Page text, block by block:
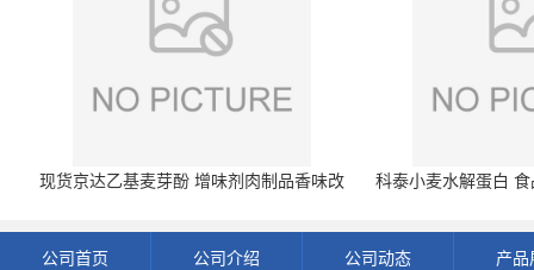
现货京达乙基麦芽酚 增味剂肉制品香味改
科泰小麦水解蛋白
公司首页 公司介绍 公司动态 产品